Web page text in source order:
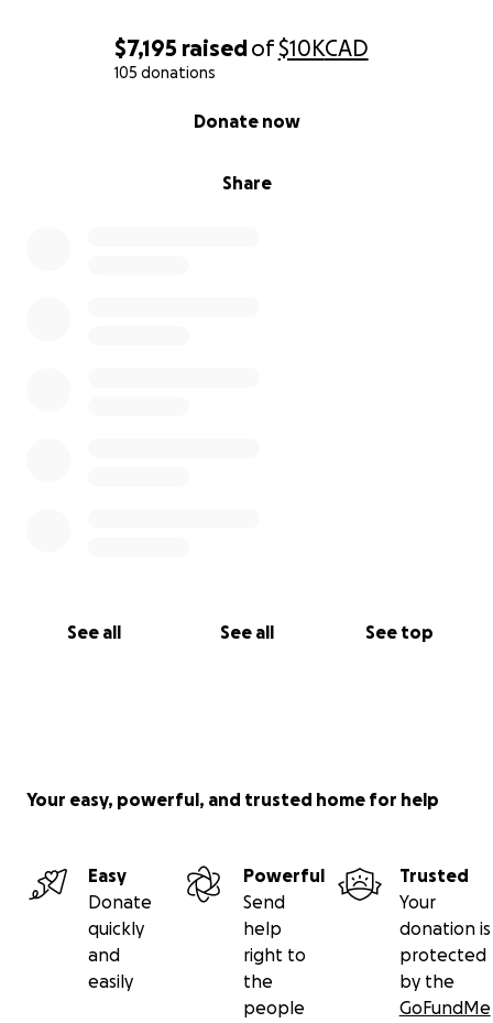
$7,195 raisedof$10KCAD
105 donations
Share
Donate now
See all See all See top
Your easy, powerful, and trusted home for help
Easy
Donate
quickly
and
easily
Powerful
Send
help
right to
the
people
Trusted
Your
donation is
protected
by the
GoFundMe